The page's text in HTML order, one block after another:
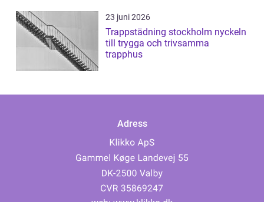
23 juni 2026
Trappstädning stockholm nyckeln
till trygga och trivsamma
trapphus
Adress